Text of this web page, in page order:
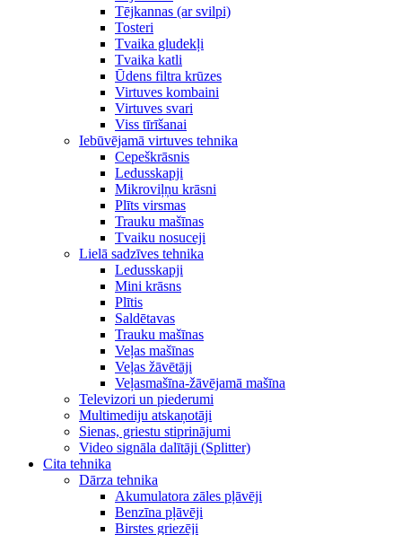
Tējkannas (ar svilpi)
Tosteri
Tvaika gludekļi
Tvaika katli
Ūdens filtra krūzes
Virtuves kombaini
Virtuves svari
Viss tīrīšanai
Iebūvējamā virtuves tehnika
Cepeškrāsnis
Ledusskapji
Mikroviļņu krāsni
Plīts virsmas
Trauku mašīnas
Tvaiku nosuceji
Lielā sadzīves tehnika
Ledusskapji
Mini krāsns
Plītis
Saldētavas
Trauku mašīnas
Veļas mašīnas
Veļas žāvētāji
Veļasmašīna-žāvējamā mašīna
Televizori un piederumi
Multimediju atskaņotāji
Sienas, griestu stiprinājumi
Video signāla dalītāji (Splitter)
Cita tehnika
Dārza tehnika
Akumulatora zāles pļāvēji
Benzīna pļāvēji
Birstes griezēji